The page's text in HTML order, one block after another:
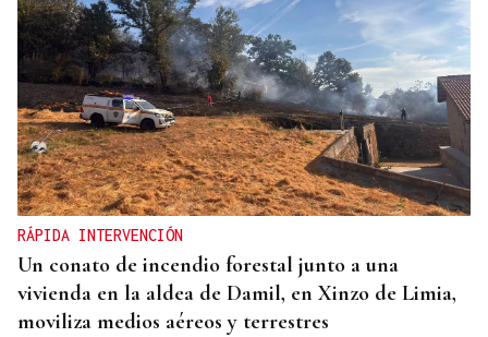
RÁPIDA INTERVENCIÓN
Un conato de incendio forestal junto a una
vivienda en la aldea de Damil, en Xinzo de Limia,
moviliza medios aéreos y terrestres